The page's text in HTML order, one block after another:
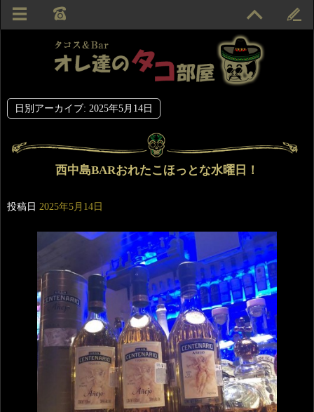
日別アーカイブ: 2025年5月14日
西中島BARおれたこほっとな水曜日！
投稿日 2025年5月14日